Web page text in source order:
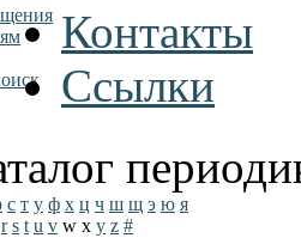
Контакты
Ссылки
с т у ф х ц ч ш щ э ю я
r s t u v w x y z #